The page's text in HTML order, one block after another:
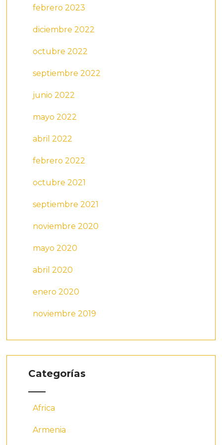
febrero 2023
diciembre 2022
octubre 2022
septiembre 2022
junio 2022
mayo 2022
abril 2022
febrero 2022
octubre 2021
septiembre 2021
noviembre 2020
mayo 2020
abril 2020
enero 2020
noviembre 2019
Categorías
Africa
Armenia